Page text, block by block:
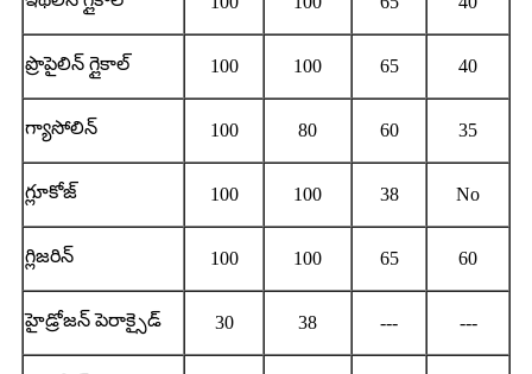
ప్రొపైలిన్ గ్లైకాల్ 100 100 65 40
గ్యాసోలిన్ 100 80 60 35
గ్లూకోజ్ 100 100 38 No
గ్లిజరిన్ 100 100 65 60
హైడ్రోజన్ పెరాక్సైడ్ 30 38 --- ---